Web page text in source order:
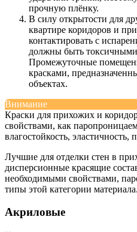
прочную плёнку.
В силу открытости для
квартире коридоров и
контактировать с
должны быть
Промежуточные
красками,
объектах.
Внимание
Краски для прихожих и
свойствами, как
влагостойкость, эластичность,
Лучшие для отделки стен в
дисперсионные красящие
необходимыми свойствами,
типы этой категории материала.
Акриловые